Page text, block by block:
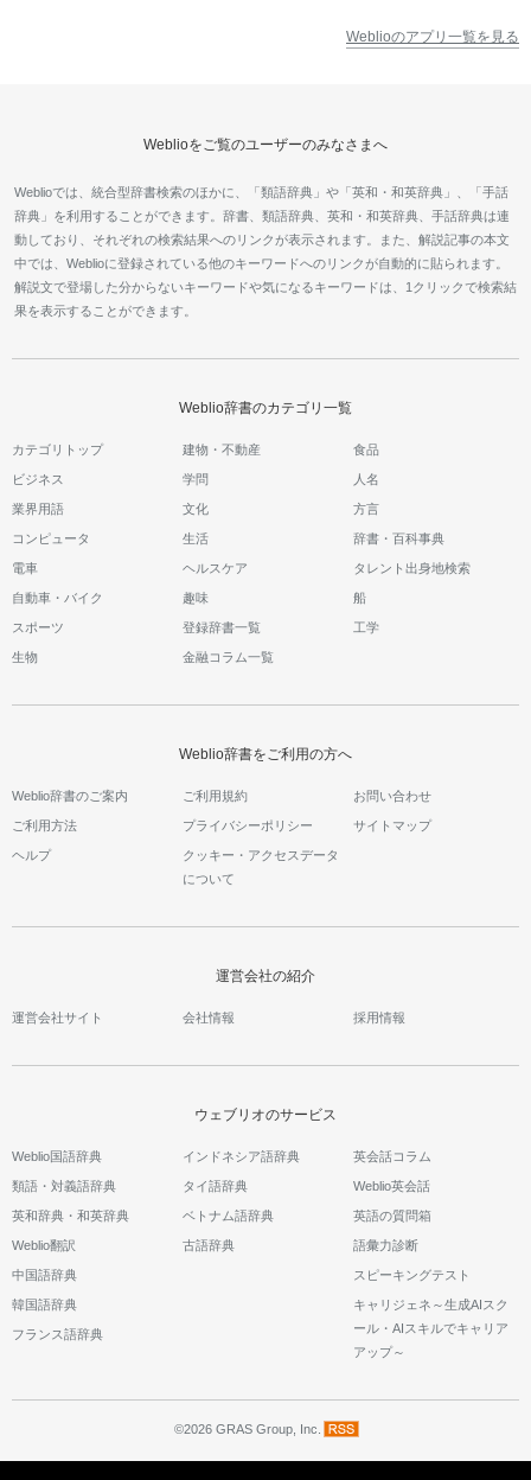
Weblioのアプリ一覧を見る
Weblioをご覧のユーザーのみなさまへ
Weblioでは、統合型辞書検索のほかに、「類語辞典」や「英和・和英辞典」、「手話
辞典」を利用することができます。辞書、類語辞典、英和・和英辞典、手話辞典は連
動しており、それぞれの検索結果へのリンクが表示されます。また、解説記事の本文
中では、Weblioに登録されている他のキーワードへのリンクが自動的に貼られます。
解説文で登場した分からないキーワードや気になるキーワードは、1クリックで検索結
果を表示することができます。
Weblio辞書のカテゴリ一覧
カテゴリトップ 建物・不動産 食品
ビジネス 学問 人名
業界用語 文化 方言
コンピュータ 生活 辞書・百科事典
電車 ヘルスケア タレント出身地検索
自動車・バイク 趣味 船
スポーツ 登録辞書一覧 工学
生物 金融コラム一覧
Weblio辞書をご利用の方へ
Weblio辞書のご案内 ご利用規約 お問い合わせ
ご利用方法 プライバシーポリシー サイトマップ
ヘルプ
クッキー・アクセスデータ
について
運営会社の紹介
運営会社サイト 会社情報 採用情報
ウェブリオのサービス
Weblio国語辞典
類語・対義語辞典
英和辞典・和英辞典
Weblio翻訳
中国語辞典
韓国語辞典
フランス語辞典
インドネシア語辞典
タイ語辞典
ベトナム語辞典
古語辞典
英会話コラム
Weblio英会話
英語の質問箱
語彙力診断
スピーキングテスト
キャリジェネ～生成AIスク
ール・AIスキルでキャリア
アップ～
©2026 GRAS Group, Inc.